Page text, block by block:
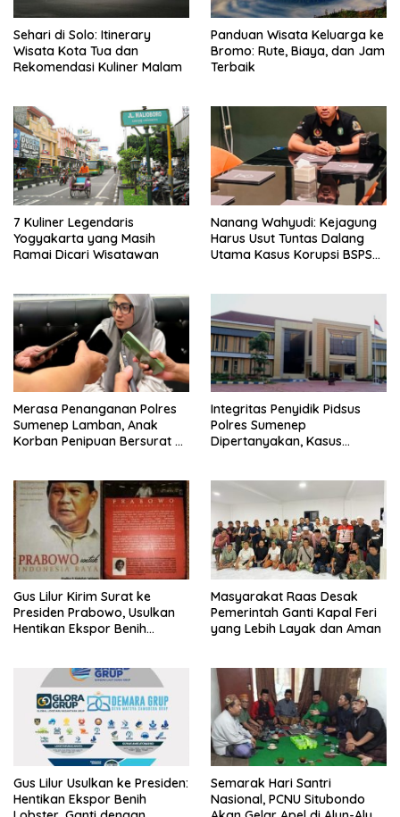
Sehari di Solo: Itinerary
Wisata Kota Tua dan
Rekomendasi Kuliner Malam
Panduan Wisata Keluarga ke
Bromo: Rute, Biaya, dan Jam
Terbaik
7 Kuliner Legendaris
Yogyakarta yang Masih
Ramai Dicari Wisatawan
Nanang Wahyudi: Kejagung
Harus Usut Tuntas Dalang
Utama Kasus Korupsi BSPS
Merasa Penanganan Polres
Sumenep Lamban, Anak
Korban Penipuan Bersurat ke
Integritas Penyidik Pidsus
Polres Sumenep
Dipertanyakan, Kasus
Kepastian
Gus Lilur Kirim Surat ke
Presiden Prabowo, Usulkan
Hentikan Ekspor Benih
Masyarakat Raas Desak
Pemerintah Ganti Kapal Feri
yang Lebih Layak dan Aman
Gus Lilur Usulkan ke Presiden:
Hentikan Ekspor Benih
Semarak Hari Santri
Nasional, PCNU Situbondo